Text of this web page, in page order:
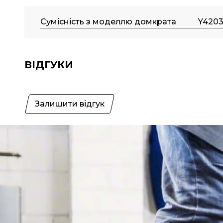
Сумісність з моделлю домкрата
ВІДГУКИ
Залишити відгук